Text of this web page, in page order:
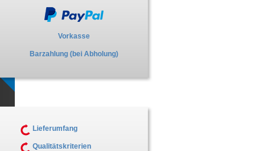
Vorkasse
Barzahlung (bei Abholung)
Lieferumfang
Qualitätskriterien